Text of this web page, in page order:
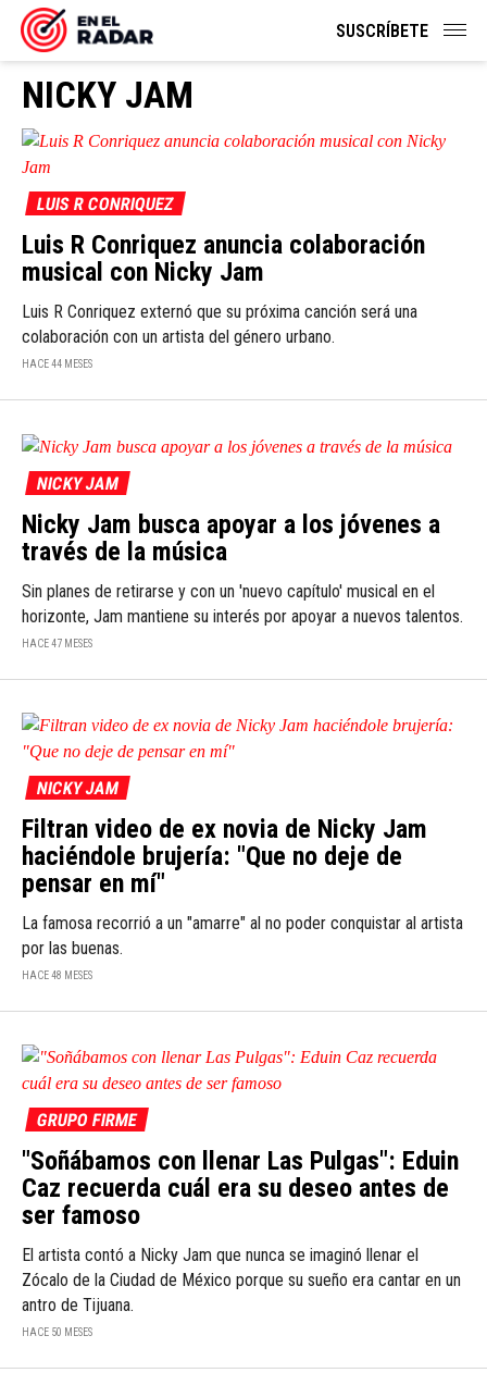
SUSCRÍBETE
NICKY JAM
LUIS R CONRIQUEZ
Luis R Conriquez anuncia colaboración
musical con Nicky Jam
Luis R Conriquez externó que su próxima canción será una
colaboración con un artista del género urbano.
HACE 44 MESES
NICKY JAM
Nicky Jam busca apoyar a los jóvenes a
través de la música
Sin planes de retirarse y con un 'nuevo capítulo' musical en el
horizonte, Jam mantiene su interés por apoyar a nuevos talentos.
HACE 47 MESES
NICKY JAM
Filtran video de ex novia de Nicky Jam
haciéndole brujería: "Que no deje de
pensar en mí"
La famosa recorrió a un "amarre" al no poder conquistar al artista
por las buenas.
HACE 48 MESES
GRUPO FIRME
"Soñábamos con llenar Las Pulgas": Eduin
Caz recuerda cuál era su deseo antes de
ser famoso
El artista contó a Nicky Jam que nunca se imaginó llenar el
Zócalo de la Ciudad de México porque su sueño era cantar en un
antro de Tijuana.
HACE 50 MESES